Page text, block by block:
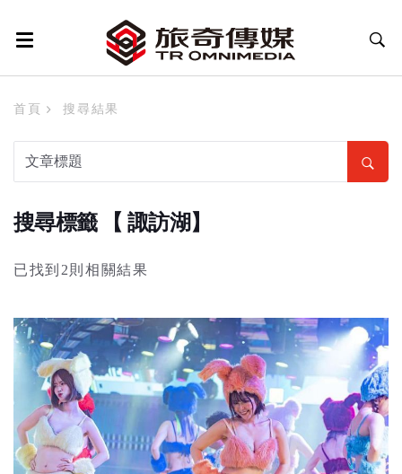
首頁 搜尋結果
搜尋標籤 【 諏訪湖】
已找到2則相關結果